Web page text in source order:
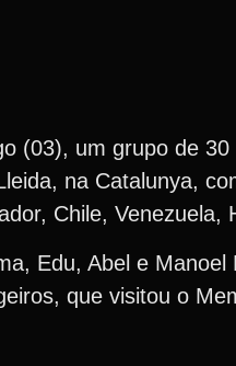
(03), um grupo de
na Catalunya,
Chile, Venezuela,
Edu, Abel e
que visitou o